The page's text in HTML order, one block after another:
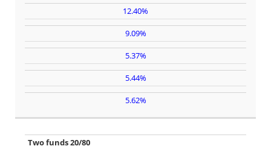
USD
2010
USD→EUR
2000
USD→EUR
12.40%
9.09%
5.37%
5.44%
5.62%
Two funds 20/80